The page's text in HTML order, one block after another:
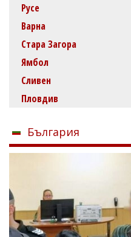
Русе
Варна
Стара Загора
Ямбол
Сливен
Пловдив
България